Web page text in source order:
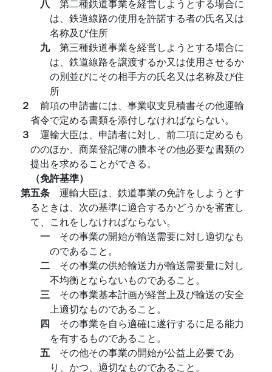
八 第二種鉄道事業を経営しようとする場合に
は、鉄道線路の使用を許諾する者の氏名又は
名称及び住所
九 第三種鉄道事業を経営しようとする場合に
は、鉄道線路を譲渡するか又は使用させるか
の別並びにその相手方の氏名又は名称及び住
所
２ 前項の申請書には、事業収支見積書その他運輸
省令で定める書類を添付しなければならない。
３ 運輸大臣は、申請者に対し、前二項に定めるも
ののほか、商業登記簿の謄本その他必要な書類の
提出を求めることができる。
（免許基準）
第五条 運輸大臣は、鉄道事業の免許をしようとす
るときは、次の基準に適合するかどうかを審査し
て、これをしなければならない。
一 その事業の開始が輸送需要に対し適切なも
のであること。
二 その事業の供給輸送力が輸送需要量に対し
不均衡とならないものであること。
三 その事業基本計画が経営上及び輸送の安全
上適切なものであること。
四 その事業を自ら適確に遂行するに足る能力
を有するものであること。
五 その他その事業の開始が公益上必要であ
り、かつ、適切なものであること。